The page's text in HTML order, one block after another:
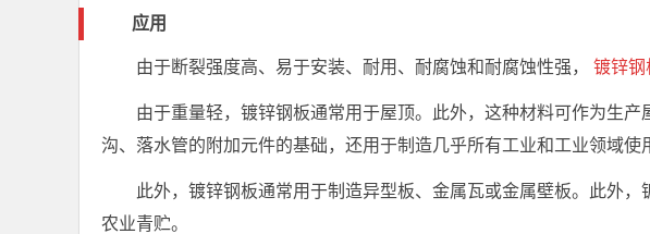
应用
由于断裂强度高、易于安装、耐用、耐腐蚀和耐腐蚀性强， 镀锌钢
由于重量轻，镀锌钢板通常用于屋顶。此外，这种材料可作为生
沟、落水管的附加元件的基础，还用于制造几乎所有工业和工业领域使
此外，镀锌钢板通常用于制造异型板、金属瓦或金属壁板。此外
农业青贮。